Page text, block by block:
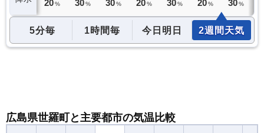
0 ミリ 20 % 30 % 30 % 20 % 30 % 20 % 30 %
5分毎 1時間毎 今日明日 2週間天気
広島県世羅町と主要都市の気温比較